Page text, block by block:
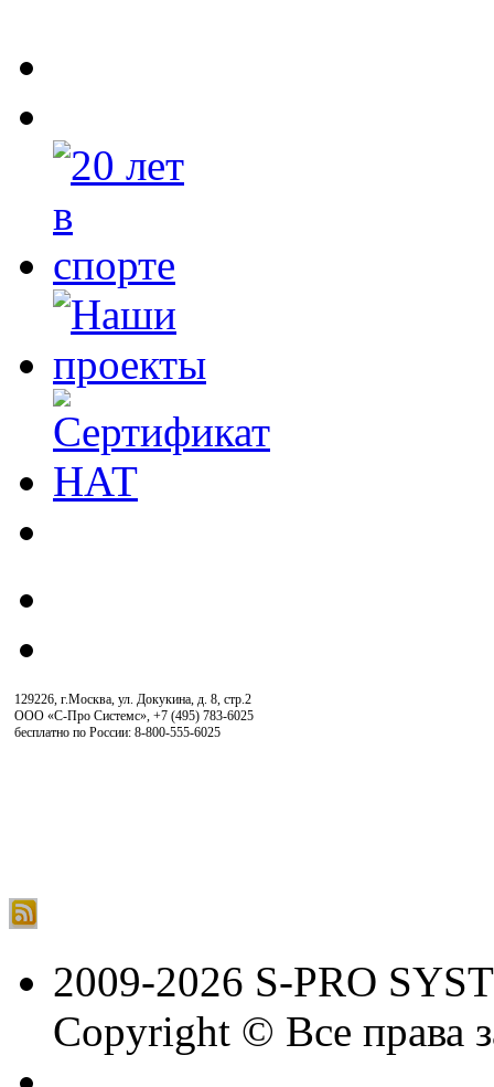
129226, г.Москва, ул. Докукина, д. 8, стр.2
ООО «С-Про Системс», +7 (495) 783-6025
бесплатно по России: 8-800-555-6025
2009-2026 S-PRO
Copyright © Все права